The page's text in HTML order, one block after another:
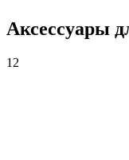
Аксессуары
12